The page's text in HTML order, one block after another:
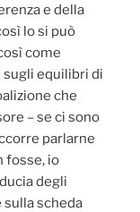
e della
lo si può
come
equilibri di
che
– se ci sono
parlarne
fosse, io
degli
scheda